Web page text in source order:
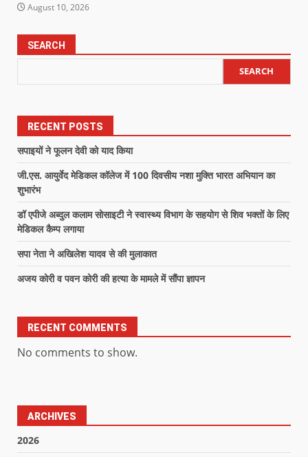
August 10, 2026
SEARCH
SEARCH
RECENT POSTS
सपाइयों ने फूलन देवी को याद किया
जी.एस. आयुर्वेद मेडिकल कॉलेज में 100 दिवसीय नशा मुक्ति भारत अभियान का
शुभारंभ
डॉ एपीजे अब्दुल कलाम सोसाइटी ने स्वास्थ्य विभाग के सहयोग से शिव भक्तों के लिए
मेडिकल कैम्प लगाया
सपा नेता ने अखिलेश यादव से की मुलाकात
अजय कोरी व पवन कोरी की हत्या के मामले में सौंपा ज्ञापन
RECENT COMMENTS
No comments to show.
ARCHIVES
2026